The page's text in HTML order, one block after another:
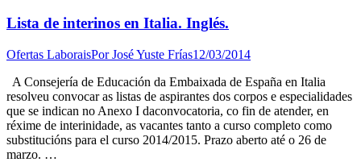
Lista de interinos en Italia. Inglés.
Ofertas LaboraisPorJosé Yuste Frías12/03/2014
A Consejería de Educación da Embaixada de España en Italia
resolveu convocar as listas de aspirantes dos corpos e especialidades
que se indican no Anexo I daconvocatoria, co fin de atender, en
réxime de interinidade, as vacantes tanto a curso completo como
substitucións para el curso 2014/2015. Prazo aberto até o 26 de
marzo. …